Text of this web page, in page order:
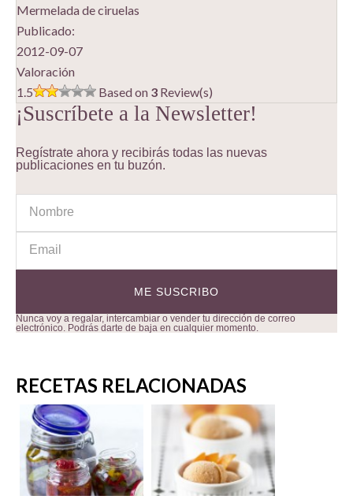
Mermelada de ciruelas
Publicado:
2012-09-07
Valoración
1.5
Based on 3 Review(s)
¡Suscríbete a la Newsletter!
Regístrate ahora y recibirás todas las nuevas
publicaciones en tu buzón.
Nunca voy a regalar, intercambiar o vender tu dirección de correo
electrónico. Podrás darte de baja en cualquier momento.
RECETAS RELACIONADAS